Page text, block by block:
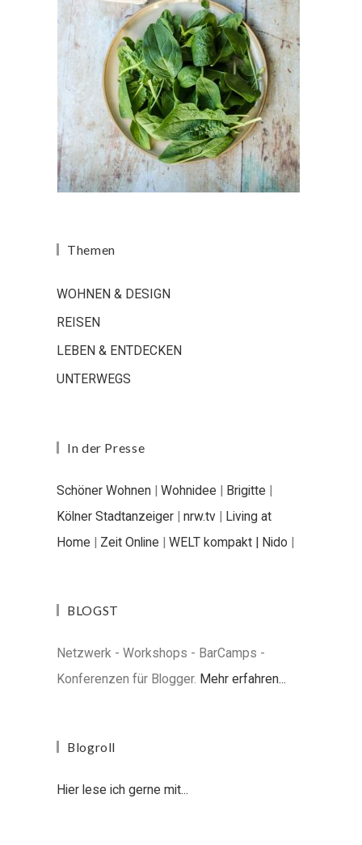
Themen
WOHNEN & DESIGN
REISEN
LEBEN & ENTDECKEN
UNTERWEGS
In der Presse
Schöner Wohnen | Wohnidee | Brigitte |
Kölner Stadtanzeiger | nrw.tv | Living at
Home | Zeit Online | WELT kompakt | Nido |
BLOGST
Netzwerk - Workshops - BarCamps -
Konferenzen für Blogger. Mehr erfahren...
Blogroll
Hier lese ich gerne mit...